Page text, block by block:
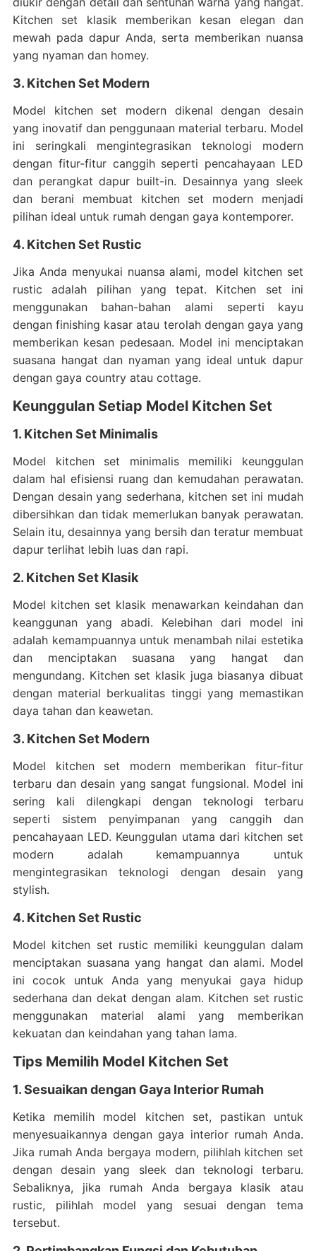
Kitchen set klasik memberikan kesan elegan dan
mewah pada dapur Anda, serta memberikan nuansa
yang nyaman dan homey.
3. Kitchen Set Modern
Model kitchen set modern dikenal dengan desain
yang inovatif dan penggunaan material terbaru. Model
ini seringkali mengintegrasikan teknologi modern
dengan fitur-fitur canggih seperti pencahayaan LED
dan perangkat dapur built-in. Desainnya yang sleek
dan berani membuat kitchen set modern menjadi
pilihan ideal untuk rumah dengan gaya kontemporer.
4. Kitchen Set Rustic
Jika Anda menyukai nuansa alami, model kitchen set
rustic adalah pilihan yang tepat. Kitchen set ini
menggunakan bahan-bahan alami seperti kayu
dengan finishing kasar atau terolah dengan gaya yang
memberikan kesan pedesaan. Model ini menciptakan
suasana hangat dan nyaman yang ideal untuk dapur
dengan gaya country atau cottage.
Keunggulan Setiap Model Kitchen Set
1. Kitchen Set Minimalis
Model kitchen set minimalis memiliki keunggulan
dalam hal efisiensi ruang dan kemudahan perawatan.
Dengan desain yang sederhana, kitchen set ini mudah
dibersihkan dan tidak memerlukan banyak perawatan.
Selain itu, desainnya yang bersih dan teratur membuat
dapur terlihat lebih luas dan rapi.
2. Kitchen Set Klasik
Model kitchen set klasik menawarkan keindahan dan
keanggunan yang abadi. Kelebihan dari model ini
adalah kemampuannya untuk menambah nilai estetika
dan menciptakan suasana yang hangat dan
mengundang. Kitchen set klasik juga biasanya dibuat
dengan material berkualitas tinggi yang memastikan
daya tahan dan keawetan.
3. Kitchen Set Modern
Model kitchen set modern memberikan fitur-fitur
terbaru dan desain yang sangat fungsional. Model ini
sering kali dilengkapi dengan teknologi terbaru
seperti sistem penyimpanan yang canggih dan
pencahayaan LED. Keunggulan utama dari kitchen set
modern adalah kemampuannya untuk
mengintegrasikan teknologi dengan desain yang
stylish.
4. Kitchen Set Rustic
Model kitchen set rustic memiliki keunggulan dalam
menciptakan suasana yang hangat dan alami. Model
ini cocok untuk Anda yang menyukai gaya hidup
sederhana dan dekat dengan alam. Kitchen set rustic
menggunakan material alami yang memberikan
kekuatan dan keindahan yang tahan lama.
Tips Memilih Model Kitchen Set
1. Sesuaikan dengan Gaya Interior Rumah
Ketika memilih model kitchen set, pastikan untuk
menyesuaikannya dengan gaya interior rumah Anda.
Jika rumah Anda bergaya modern, pilihlah kitchen set
dengan desain yang sleek dan teknologi terbaru.
Sebaliknya, jika rumah Anda bergaya klasik atau
rustic, pilihlah model yang sesuai dengan tema
tersebut.